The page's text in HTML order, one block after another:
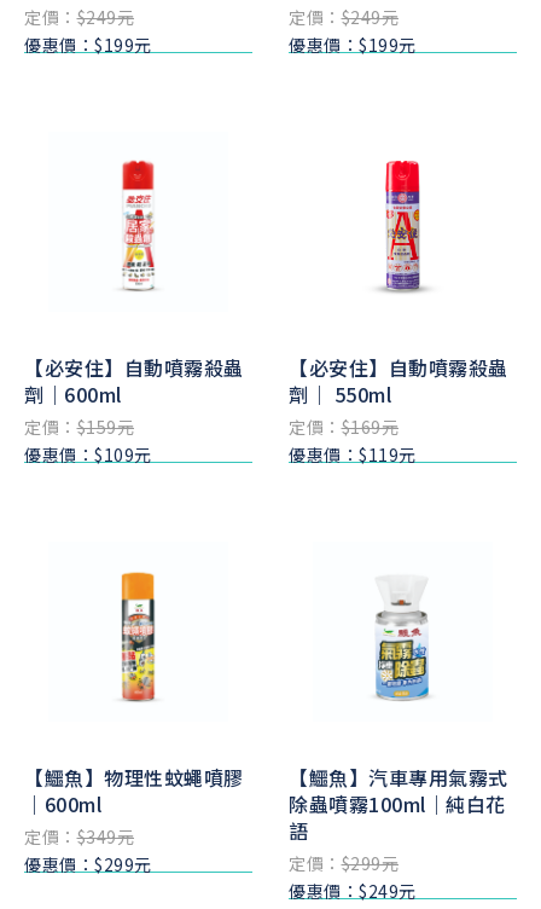
定價：$249元
優惠價：$199元
定價：$249元
優惠價：$199元
【必安住】自動噴霧殺蟲
劑｜600ml
定價：$159元
優惠價：$109元
【必安住】自動噴霧殺蟲
劑｜ 550ml
定價：$169元
優惠價：$119元
【鱷魚】物理性蚊蠅噴膠
｜600ml
定價：$349元
優惠價：$299元
【鱷魚】汽車專用氣霧式
除蟲噴霧100ml｜純白花
語
定價：$299元
優惠價：$249元